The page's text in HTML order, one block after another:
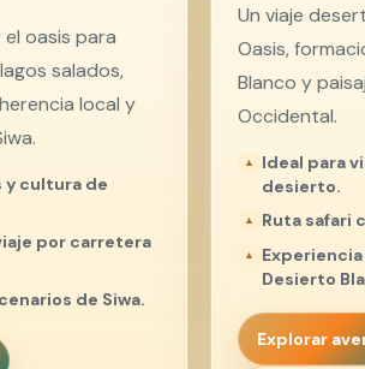
oasis para
salados,
local y
y cultura de
por carretera
de Siwa.
Un viaje
Oasis,
Blanco y
Occidental.
Ideal para
desierto.
Ruta safari
Desierto
Explorar